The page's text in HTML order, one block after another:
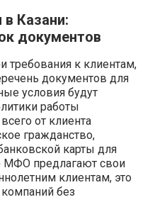
в Казани:
документов
к клиентам,
документов для
условия будут
работы
от клиента
гражданство,
карты для
МФО предлагают свои
клиентам, это
без